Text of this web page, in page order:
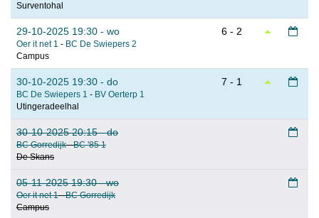
Surventohal
29-10-2025 19:30 - wo
Oer it net 1 - BC De Swiepers 2
Campus
6 - 2
30-10-2025 19:30 - do
BC De Swiepers 1 - BV Oerterp 1
Utingeradeelhal
7 - 1
30-10-2025 20:15 - do
BC Gorredijk-BC '85 1
De Skans
05-11-2025 19:30 - wo
Oer it net 1-BC Gorredijk
Campus